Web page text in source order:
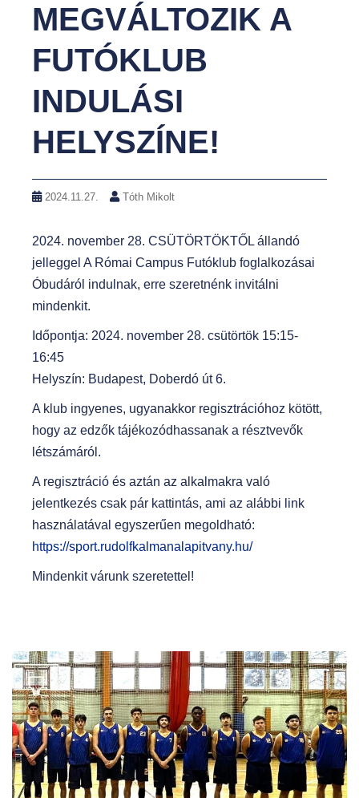
MEGVÁLTOZIK A
FUTÓKLUB
INDULÁSI
HELYSZÍNE!
2024.11.27. Tóth Mikolt
2024. november 28. CSÜTÖRTÖKTŐL állandó
jelleggel A Római Campus Futóklub foglalkozásai
Óbudáról indulnak, erre szeretnénk invitálni
mindenkit.
Időpontja: 2024. november 28. csütörtök 15:15-
16:45
Helyszín: Budapest, Doberdó út 6.
A klub ingyenes, ugyanakkor regisztrációhoz kötött,
hogy az edzők tájékozódhassanak a résztvevők
létszámáról.
A regisztráció és aztán az alkalmakra való
jelentkezés csak pár kattintás, ami az alábbi link
használatával egyszerűen megoldható:
https://sport.rudolfkalmanalapitvany.hu/
Mindenkit várunk szeretettel!